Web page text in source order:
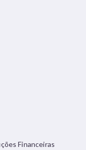
Financeiras